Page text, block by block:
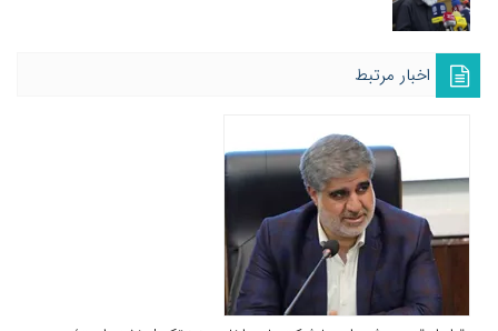
اخبار مرتبط